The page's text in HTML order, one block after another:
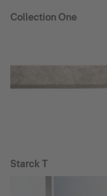
Collection One
Starck T